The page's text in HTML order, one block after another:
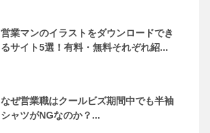
営業マンのイラストをダウンロードでき
るサイト5選！有料・無料それぞれ紹...
なぜ営業職はクールビズ期間中でも半袖
シャツがNGなのか？...